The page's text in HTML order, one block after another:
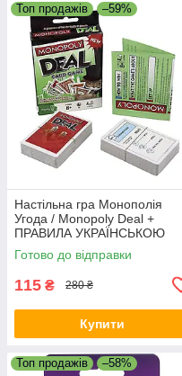
Топ продажів –59%
Настільна гра Монополія
Угода / Monopoly Deal +
ПРАВИЛА УКРАЇНСЬКОЮ
Готово до відправки
115 ₴ 280 ₴
Купити
Топ продажів –58%